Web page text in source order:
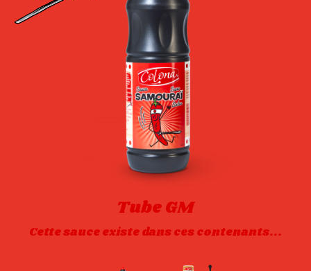
Tube GM
Cette sauce existe dans ces contenants...